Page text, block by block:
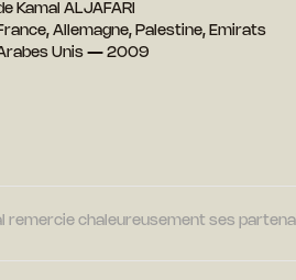
Kamal ALJAFARI
Allemagne, Palestine, Emirats
Unis — 2009
remercie chaleureusement ses